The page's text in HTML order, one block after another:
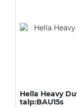
Hella Heavy
talp:BAU15s